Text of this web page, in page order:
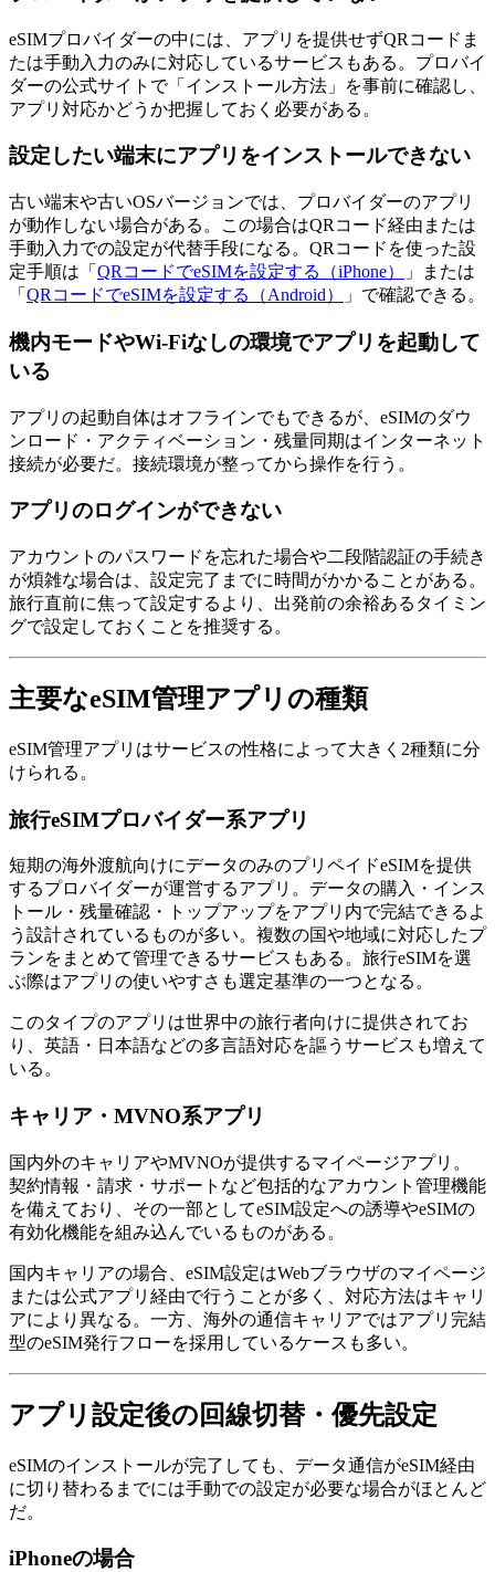
eSIMプロバイダーの中には、アプリを提供せずQRコードま
たは手動入力のみに対応しているサービスもある。プロバイ
ダーの公式サイトで「インストール方法」を事前に確認し、
アプリ対応かどうか把握しておく必要がある。
設定したい端末にアプリをインストールできない
古い端末や古いOSバージョンでは、プロバイダーのアプリ
が動作しない場合がある。この場合はQRコード経由または
手動入力での設定が代替手段になる。QRコードを使った設
定手順は「 QRコードでeSIMを設定する（iPhone）
」または
「 QRコードでeSIMを設定する（Android） 」で確認できる。
機内モードやWi-Fiなしの環境でアプリを起動して
いる
アプリの起動自体はオフラインでもできるが、eSIMのダウ
ンロード・アクティベーション・残量同期はインターネット
接続が必要だ。接続環境が整ってから操作を行う。
アプリのログインができない
アカウントのパスワードを忘れた場合や二段階認証の手続き
が煩雑な場合は、設定完了までに時間がかかることがある。
旅行直前に焦って設定するより、出発前の余裕あるタイミン
グで設定しておくことを推奨する。
主要なeSIM管理アプリの種類
eSIM管理アプリはサービスの性格によって大きく2種類に分
けられる。
旅行eSIMプロバイダー系アプリ
短期の海外渡航向けにデータのみのプリペイドeSIMを提供
するプロバイダーが運営するアプリ。データの購入・インス
トール・残量確認・トップアップをアプリ内で完結できるよ
う設計されているものが多い。複数の国や地域に対応したプ
ランをまとめて管理できるサービスもある。旅行eSIMを選
ぶ際はアプリの使いやすさも選定基準の一つとなる。
このタイプのアプリは世界中の旅行者向けに提供されてお
り、英語・日本語などの多言語対応を謳うサービスも増えて
いる。
キャリア・MVNO系アプリ
国内外のキャリアやMVNOが提供するマイページアプリ。
契約情報・請求・サポートなど包括的なアカウント管理機能
を備えており、その一部としてeSIM設定への誘導やeSIMの
有効化機能を組み込んでいるものがある。
国内キャリアの場合、eSIM設定はWebブラウザのマイページ
または公式アプリ経由で行うことが多く、対応方法はキャリ
アにより異なる。一方、海外の通信キャリアではアプリ完結
型のeSIM発行フローを採用しているケースも多い。
アプリ設定後の回線切替・優先設定
eSIMのインストールが完了しても、データ通信がeSIM経由
に切り替わるまでには手動での設定が必要な場合がほとんど
だ。
iPhoneの場合